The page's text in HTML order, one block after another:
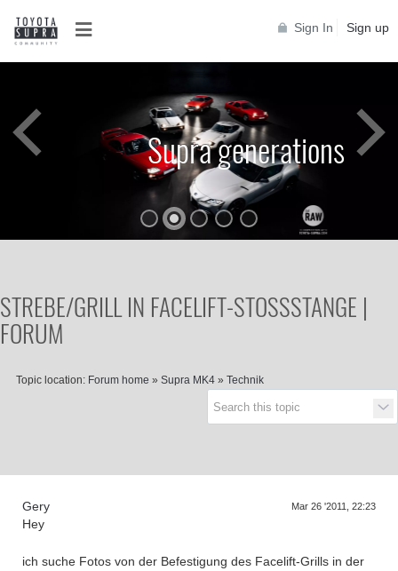
Sign In Sign up
Supra generations
Supra generations
STREBE/GRILL IN FACELIFT-STOSSSTANGE | F
ORUM
Topic location: Forum home » Supra MK4 » Technik
Gery Mar 26 '2011, 22:23
Hey
ich suche Fotos von der Befestigung des Facelift-Grills in der